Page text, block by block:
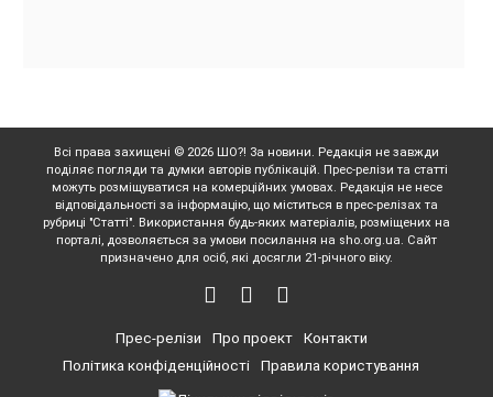
Всі права захищені © 2026 ШО?! За новини. Редакція не завжди
поділяє погляди та думки авторів публікацій. Прес-релізи та статті
можуть розміщуватися на комерційних умовах. Редакція не несе
відповідальності за інформацію, що міститься в прес-релізах та
рубриці "Статті". Використання будь-яких матеріалів, розміщених на
порталі, дозволяється за умови посилання на sho.org.ua. Сайт
призначено для осіб, які досягли 21-річного віку.
Прес-релізи Про проект
Контакти
Політика конфіденційності
Правила користування